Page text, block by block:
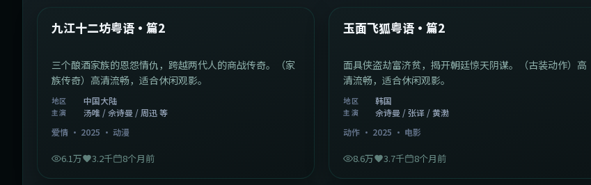
最新
九江十二坊粤语·篇2
三个酿酒家族的恩怨情仇，跨越两代人的商战传奇。（家
族传奇）高清流畅，适合休闲观影。
地区 中国大陆
主演
汤唯 / 佘诗曼 / 周迅 等
爱情 · 2025 · 动漫
6.1万 3.2千 8个月前
最新
玉面飞狐粤语·篇2
面具侠盗劫富济贫，揭开朝廷惊天阴谋。（古装动作）高
清流畅，适合休闲观影。
地区 韩国
主演
佘诗曼 / 张译 / 黄渤
动作 · 2025 · 电影
8.6万 3.7千 8个月前
中国香港 1:10:21 中国香港 1:02:40